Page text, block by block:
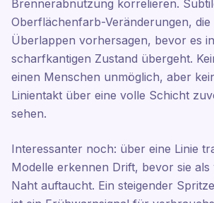
Brennerabnutzung korrelieren.
Oberflächenfarb-Veränderungen, die
Überlappen vorhersagen, bevor es
scharfkantigen Zustand übergeht.
einen Menschen unmöglich, aber
Linientakt über eine volle Schicht
sehen.
Interessanter noch: über eine Linie
Modelle erkennen Drift, bevor sie
Naht auftaucht. Ein steigender